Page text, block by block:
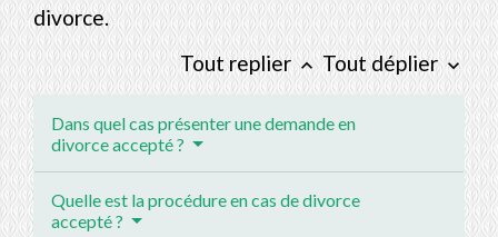
divorce.
Tout replier keyboard_arrow_up Tout déplier keyboard_arrow_down
Dans quel cas présenter une demande en
divorce accepté ?
Quelle est la procédure en cas de divorce
accepté ?